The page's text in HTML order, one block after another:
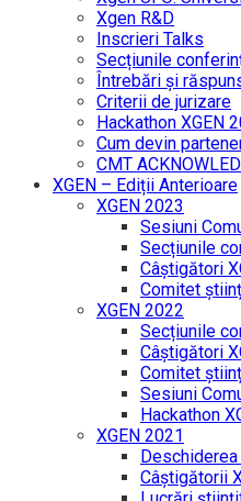
Xgen R&D
Inscrieri Talks
Secțiunile
Întrebări și
Criterii de jurizare
Hackathon XGEN
Cum devin
CMT
XGEN – Ediții Anterioare
XGEN 2023
Sesiuni
Secțiunile
Câștigători
Comitet
XGEN 2022
Secțiunile
Câștigători
Comitet
Sesiuni
Hackathon
XGEN 2021
Câștigătorii